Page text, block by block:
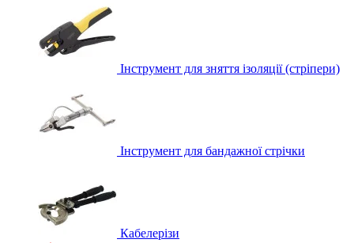
Інструмент для зняття ізоляції (стріпери)
Інструмент для бандажної стрічки
Кабелерізи